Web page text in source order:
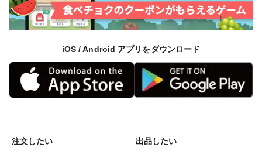
iOS / Android アプリをダウンロード
注文したい 出品したい